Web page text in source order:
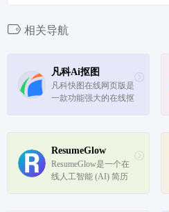
相关导航
凡科Ai抠图
凡科快图在线网页版是
一款功能强大的在线抠
所需的元素从背景中抠
出。相比传统的抠图软
件，凡科快图在线网页
ResumeGlow
ResumeGlow是一个在
线人工智能 (AI) 简历